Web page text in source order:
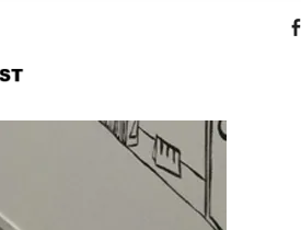
KUNST
f